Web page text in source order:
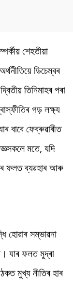
শেহতীয়া
ডিচেম্বৰ
তিনিমাহৰ পৰা
গড় লক্ষ্য
বাবে ফেব্ৰুৱাৰীত
মতে, যদি
ফলত ব্যৱহাৰ আৰু
হোৱাৰ সম্ভাৱনা
যাৰ ফলত মুদ্ৰা
মুখ্য নীতিৰ হাৰ